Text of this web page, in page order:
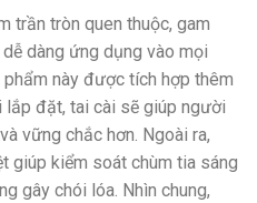
trần tròn quen thuộc, gam
dàng ứng dụng vào mọi
này được tích hợp thêm
lắp đặt, tai cài sẽ giúp người
vững chắc hơn. Ngoài ra,
giúp kiểm soát chùm tia sáng
gây chói lóa. Nhìn chung,